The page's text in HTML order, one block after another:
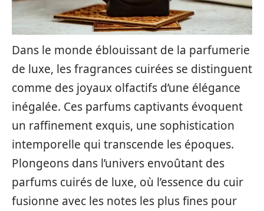
Dans le monde éblouissant de la parfumerie
de luxe, les fragrances cuirées se distinguent
comme des joyaux olfactifs d’une élégance
inégalée. Ces parfums captivants évoquent
un raffinement exquis, une sophistication
intemporelle qui transcende les époques.
Plongeons dans l’univers envoûtant des
parfums cuirés de luxe, où l’essence du cuir
fusionne avec les notes les plus fines pour